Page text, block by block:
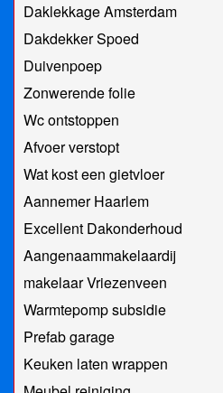
Daklekkage Amsterdam
Dakdekker Spoed
Duivenpoep
Zonwerende folie
Wc ontstoppen
Afvoer verstopt
Wat kost een gietvloer
Aannemer Haarlem
Excellent Dakonderhoud
Aangenaammakelaardij
makelaar Vriezenveen
Warmtepomp subsidie
Prefab garage
Keuken laten wrappen